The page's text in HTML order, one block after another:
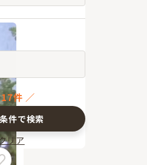
件
件で検索
リア